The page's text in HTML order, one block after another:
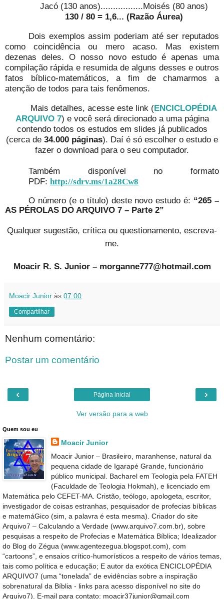
Jacó (130 anos).................Moisés (80 anos)
130 / 80 = 1,6... (Razão Áurea)
Dois exemplos assim poderiam até ser reputados
como coincidência ou mero acaso. Mas existem
dezenas deles. O nosso novo estudo é apenas uma
compilação rápida e resumida de alguns desses e outros
fatos bíblico-matemáticos, a fim de chamarmos a
atenção de todos para tais fenômenos.
Mais detalhes, acesse este link (ENCICLOPÉDIA
ARQUIVO 7) e você será direcionado a uma página
contendo todos os estudos em slides já publicados
(cerca de 34.000 páginas). Daí é só escolher o estudo e
fazer o download para o seu computador.
Também disponível no formato
PDF: http://sdrv.ms/1a28Cw8
O número (e o título) deste novo estudo é: “265 –
AS PÉROLAS DO ARQUIVO 7 – Parte 2”
Qualquer sugestão, crítica ou questionamento, escreva-
me.
Moacir R. S. Junior – morganne777@hotmail.com
Moacir Junior às 07:00
Compartilhar
Nenhum comentário:
Postar um comentário
‹ ›
Página inicial
Ver versão para a web
Quem sou eu
Moacir Junior
Moacir Junior – Brasileiro, maranhense, natural da
pequena cidade de Igarapé Grande, funcionário
público municipal. Bacharel em Teologia pela FATEH
(Faculdade de Teologia Hokmah), e licenciado em
Matemática pelo CEFET-MA. Cristão, teólogo, apologeta, escritor,
investigador de coisas estranhas, pesquisador de profecias bíblicas
e matemáGico (sim, a palavra é esta mesma). Criador do site
Arquivo7 – Calculando a Verdade (www.arquivo7.com.br), sobre
pesquisas a respeito de Profecias e Matemática Bíblica; Idealizador
do Blog do Zégua (www.agentezegua.blogspot.com), com
“cartoons”, e ensaios crítico-humorísticos a respeito de vários temas,
tais como política e educação; E autor da exótica ENCICLOPÉDIA
ARQUIVO7 (uma “tonelada” de evidências sobre a inspiração
sobrenatural da Bíblia - links para acesso disponível no site do
Arquivo7). E-mail para contato: moacir37junior@gmail.com